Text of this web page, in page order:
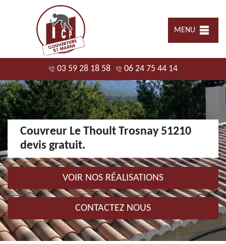
MENU
03 59 28 18 58 06 24 75 44 14
Couvreur Le Thoult Trosnay 51210
devis gratuit.
VOIR NOS RÉALISATIONS
CONTACTEZ NOUS